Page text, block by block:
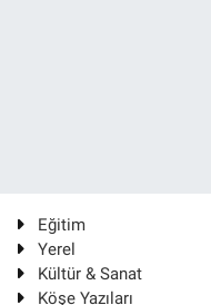
Eğitim
Yerel
Kültür & Sanat
Köşe Yazıları